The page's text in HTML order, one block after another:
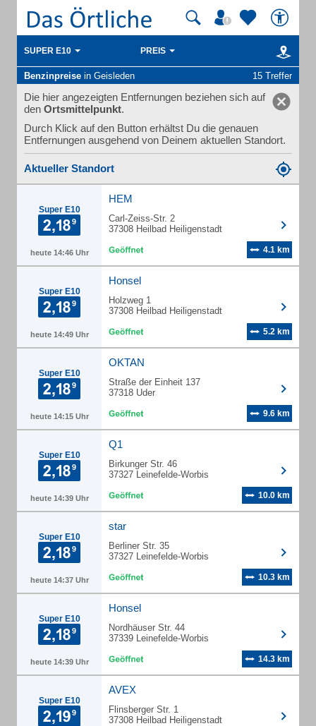
SUPER E10 PREIS
Benzinpreise in Geisleden 15 Treffer
Die hier angezeigten Entfernungen beziehen sich auf
den Ortsmittelpunkt.
Durch Klick auf den Button erhältst Du die genauen
Entfernungen ausgehend von Deinem aktuellen Standort.
Aktueller Standort
Super E10
heute 14:46 Uhr
HEM
Carl-Zeiss-Str. 2
37308 Heilbad Heiligenstadt
4.1 km
Super E10
heute 14:49 Uhr
Honsel
Holzweg 1
37308 Heilbad Heiligenstadt
5.2 km
Super E10
heute 14:15 Uhr
OKTAN
Straße der Einheit 137
37318 Uder
9.6 km
Super E10
heute 14:39 Uhr
Q1
Birkunger Str. 46
37327 Leinefelde-Worbis
10.0 km
Super E10
heute 14:37 Uhr
star
Berliner Str. 35
37327 Leinefelde-Worbis
10.3 km
Super E10
heute 14:39 Uhr
Honsel
Nordhäuser Str. 44
37339 Leinefelde-Worbis
14.3 km
Super E10
AVEX
Flinsberger Str. 1
37308 Heilbad Heiligenstadt